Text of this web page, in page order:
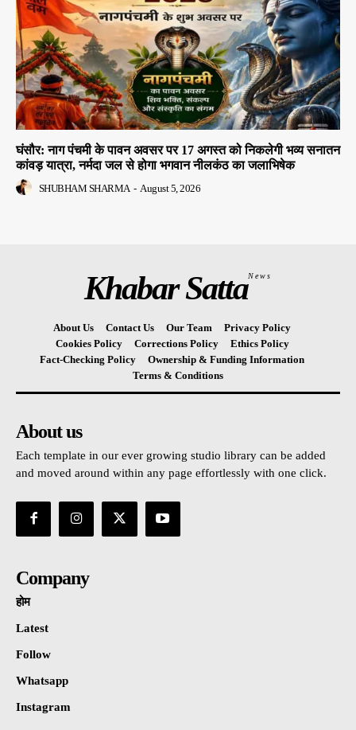
घंसौर: नाग पंचमी के पावन अवसर पर 17 अगस्त को निकलेगी भव्य सनातन
कांवड़ यात्रा, नर्मदा जल से होगा भगवान नीलकंठ का जलाभिषेक
SHUBHAM SHARMA - August 5, 2026
Khabar SattaNews
About Us Contact Us Our Team
Privacy Policy
Cookies Policy
Corrections Policy
Ethics Policy
Fact-Checking Policy
Ownership & Funding Information
Terms & Conditions
About us
Each template in our ever growing studio library can be added
and moved around within any page effortlessly with one click.
Company
होम
Latest
Follow
Whatsapp
Instagram